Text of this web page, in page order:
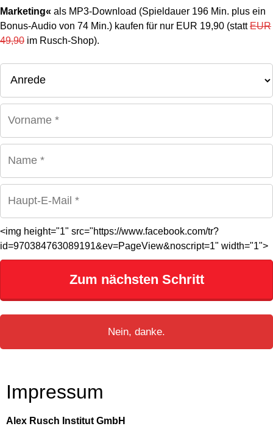
Marketing« als MP3-Download (Spieldauer 196 Min. plus ein
Bonus-Audio von 74 Min.) kaufen für nur EUR 19,90 (stattEUR
49,90 im Rusch-Shop).
<img height="1" src="https://www.facebook.com/tr?
id=970384763089191&ev=PageView&noscript=1" width="1">
Zum nächsten Schritt
Nein, danke.
Impressum
Alex Rusch Institut GmbH